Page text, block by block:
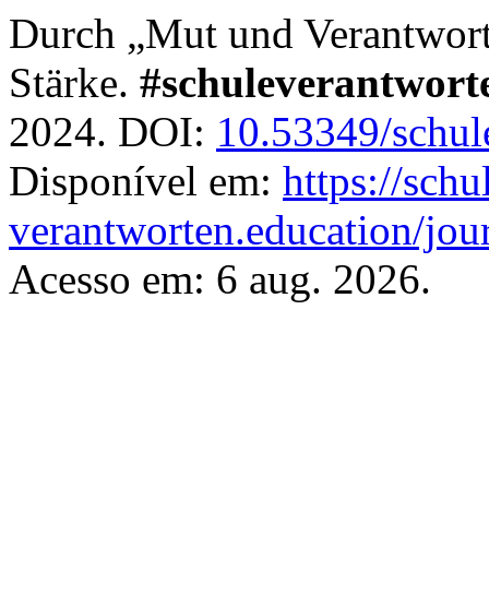
Durch „Mut und
Stärke.
2024. DOI: 10.53349/
Disponível em: https://
verantworten.education/
Acesso em: 6 aug. 2026.